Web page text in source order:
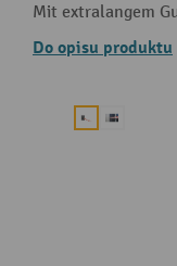
Mit extralangem
Do opisu produktu